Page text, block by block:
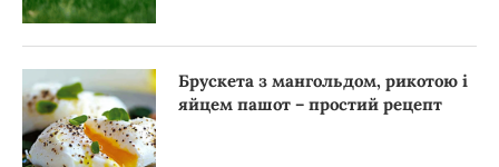
Брускета з мангольдом, рикотою і
яйцем пашот – простий рецепт